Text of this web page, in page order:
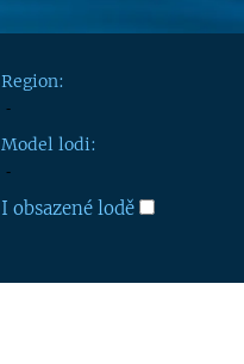
Region:
Model lodi:
I obsazené lodě